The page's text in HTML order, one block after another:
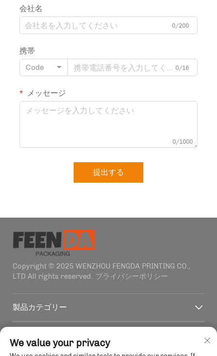
会社名
0/200
携帯
Code
0/16
メッセージ
0/1000
提出する
Copyright © 2025 WENZHOU FENGDA PRINTING CO.,
LTD All rights reserved. プライバシーポリシー
製品カテゴリー
We value your privacy